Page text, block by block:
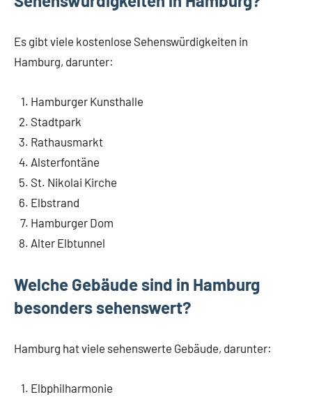
Es gibt viele kostenlose Sehenswürdigkeiten in
Hamburg, darunter:
Hamburger Kunsthalle
Stadtpark
Rathausmarkt
Alsterfontäne
St. Nikolai Kirche
Elbstrand
Hamburger Dom
Alter Elbtunnel
Welche Gebäude sind in Hamburg
besonders sehenswert?
Hamburg hat viele sehenswerte Gebäude, darunter:
Elbphilharmonie